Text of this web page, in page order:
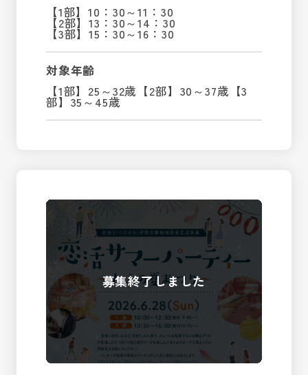
【1部】10：30～11：30
【2部】13：30～14：30
【3部】15：30～16：30
対象年齢
【1部】25～32歳【2部】30～37歳【3
部】35～45歳